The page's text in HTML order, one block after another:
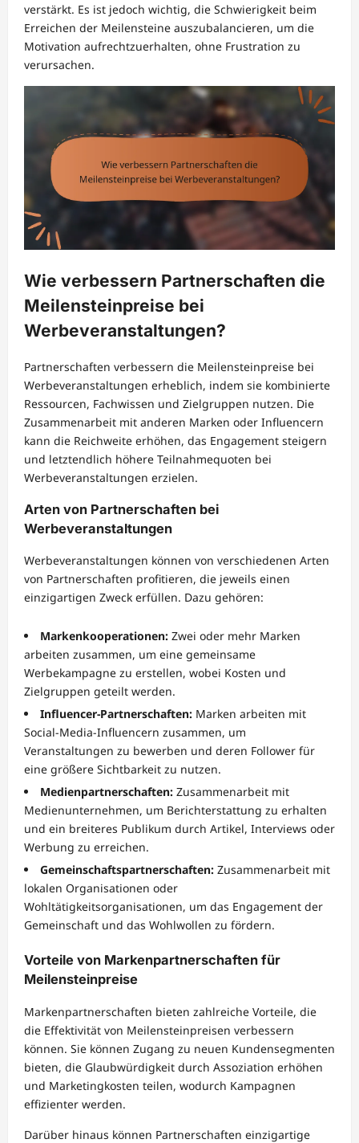
verstärkt. Es ist jedoch wichtig, die Schwierigkeit beim
Erreichen der Meilensteine auszubalancieren, um die
Motivation aufrechtzuerhalten, ohne Frustration zu
verursachen.
Wie verbessern Partnerschaften die
Meilensteinpreise bei
Werbeveranstaltungen?
Partnerschaften verbessern die Meilensteinpreise bei
Werbeveranstaltungen erheblich, indem sie kombinierte
Ressourcen, Fachwissen und Zielgruppen nutzen. Die
Zusammenarbeit mit anderen Marken oder Influencern
kann die Reichweite erhöhen, das Engagement steigern
und letztendlich höhere Teilnahmequoten bei
Werbeveranstaltungen erzielen.
Arten von Partnerschaften bei
Werbeveranstaltungen
Werbeveranstaltungen können von verschiedenen Arten
von Partnerschaften profitieren, die jeweils einen
einzigartigen Zweck erfüllen. Dazu gehören:
Markenkooperationen: Zwei oder mehr Marken
arbeiten zusammen, um eine gemeinsame
Werbekampagne zu erstellen, wobei Kosten und
Zielgruppen geteilt werden.
Influencer-Partnerschaften: Marken arbeiten mit
Social-Media-Influencern zusammen, um
Veranstaltungen zu bewerben und deren Follower für
eine größere Sichtbarkeit zu nutzen.
Medienpartnerschaften: Zusammenarbeit mit
Medienunternehmen, um Berichterstattung zu erhalten
und ein breiteres Publikum durch Artikel, Interviews oder
Werbung zu erreichen.
Gemeinschaftspartnerschaften: Zusammenarbeit mit
lokalen Organisationen oder
Wohltätigkeitsorganisationen, um das Engagement der
Gemeinschaft und das Wohlwollen zu fördern.
Vorteile von Markenpartnerschaften für
Meilensteinpreise
Markenpartnerschaften bieten zahlreiche Vorteile, die
die Effektivität von Meilensteinpreisen verbessern
können. Sie können Zugang zu neuen Kundensegmenten
bieten, die Glaubwürdigkeit durch Assoziation erhöhen
und Marketingkosten teilen, wodurch Kampagnen
effizienter werden.
Darüber hinaus können Partnerschaften einzigartige